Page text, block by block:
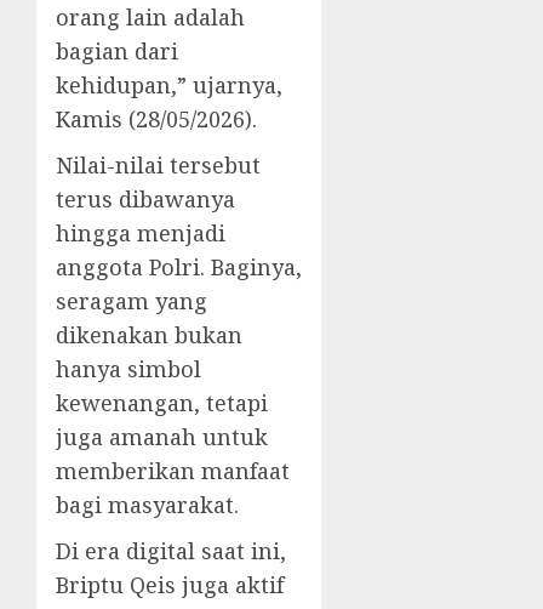
orang lain adalah
bagian dari
kehidupan,” ujarnya,
Kamis (28/05/2026).
Nilai-nilai tersebut
terus dibawanya
hingga menjadi
anggota Polri. Baginya,
seragam yang
dikenakan bukan
hanya simbol
kewenangan, tetapi
juga amanah untuk
memberikan manfaat
bagi masyarakat.
Di era digital saat ini,
Briptu Qeis juga aktif